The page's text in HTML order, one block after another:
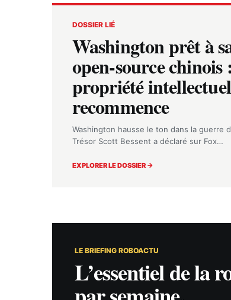
DOSSIER LIÉ
Washington prêt à
open-source chinois
propriété
recommence
Washington hausse le ton dans la guerre
Trésor Scott Bessent a déclaré sur Fox…
EXPLORER LE DOSSIER →
LE BRIEFING ROBOACTU
L’essentiel de la